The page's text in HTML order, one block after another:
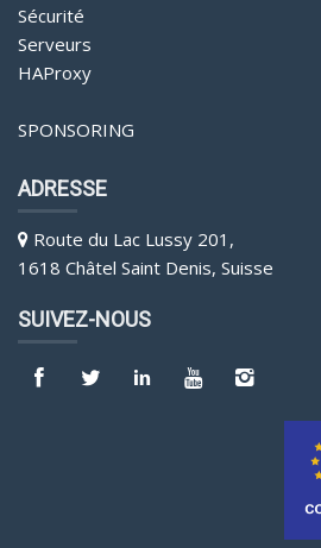
Sécurité
Serveurs
HAProxy
SPONSORING
ADRESSE
Route du Lac Lussy 201,
1618 Châtel Saint Denis, Suisse
SUIVEZ-NOUS